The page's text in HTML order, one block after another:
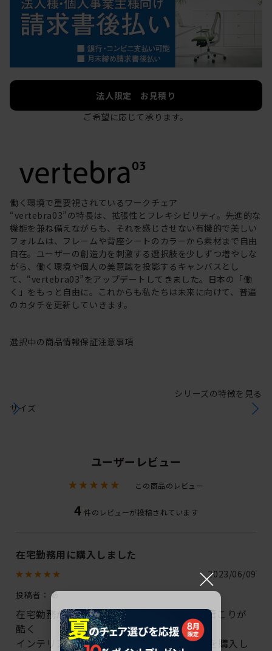
法人限定 お見積り
ご希望に応じて承ります。
働く環境で重要視されているワークチェア
“vertebra03”の特長は、拡張性とフレキシビリティ。先進的な
機能を兼ね備えながらも、それを感じさせない有機的で美しい
フォルムは、フレームや背座シートのカラーから素材まで自由
自在。ユーザーの創造力を刺激する選択肢を少しずつ増やしな
がら、働く環境や個人の美意識を投影するキャンバスとし
て、“vertebra03”をアップデートしてきました。日本の「働
く」をもっと自由に。これからも私たちは未来に向けて、普遍
のカタチを更新していきます。
選択中の商品情報保証注意事項
サイズ
シリーズの特徴を見る
ユーザーレビュー
この商品のレビュー
4 件のレビューが投稿されています
在宅勤務用に購入しました
2023/06/09
投稿者： あ
在宅勤務が増え、今までのチェアだと首や肩こりが
酷く
インテリアにもなじみやすいバーテブラ03を購入し
×